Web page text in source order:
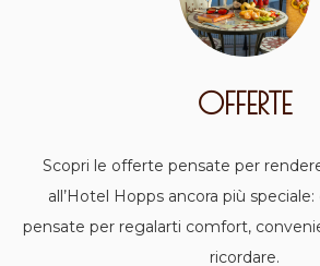
OFFERTE
Scopri le offerte pensate per
all’Hotel Hopps ancora più
pensate per regalarti comfort,
ricordare.